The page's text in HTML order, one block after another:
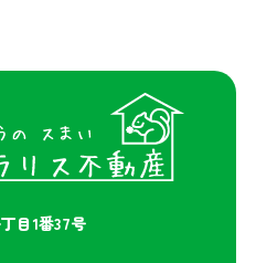
目1番37号